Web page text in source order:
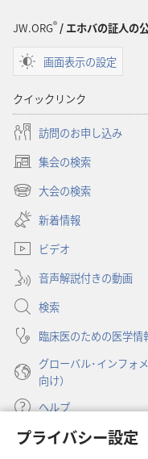
プライバシー設定
JW.ORG®/ エホバの証人の
画面表示の設定
クイックリンク
訪問のお申し込み
集会の検索
（新
し
タ
で
開
く）
大会の検索
（新
し
い
タ
ブ
で
開
く）
新着情報
ビデオ
音声解説付きの動画
検索
臨床医のための医学情
グローバル･インフォ
向け）
ヘルプ
寄付